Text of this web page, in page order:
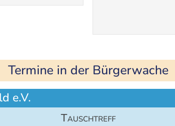
Termine in der Bürgerwache
e.V.
Tauschtreff